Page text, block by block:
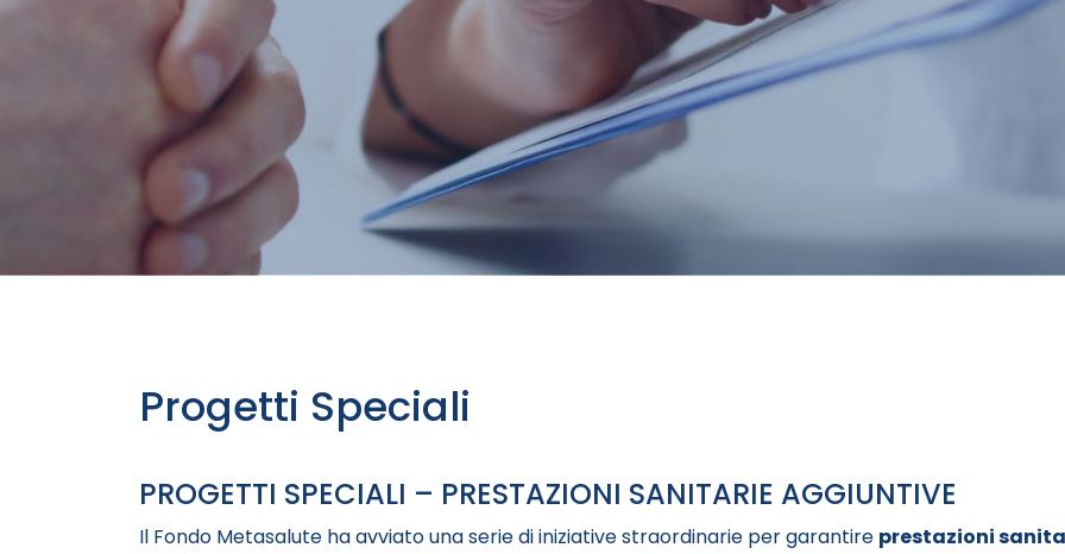
Progetti Speciali
PROGETTI SPECIALI – PRESTAZIONI SANITARIE AGGIUNTIVE
Il Fondo Metasalute ha avviato una serie di iniziative straordinarie per garantire prestazioni